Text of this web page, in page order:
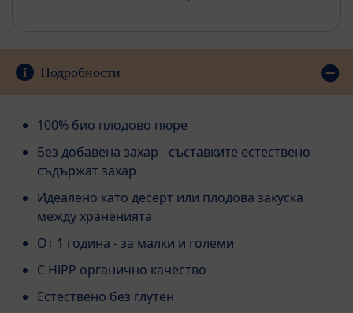
Подробности
100% био плодово пюре
Без добавена захар - съставките естествено
съдържат захар
Идеалено като десерт или плодова закуска
между храненията
От 1 година - за малки и големи
С HiPP органично качество
Естествено без глутен